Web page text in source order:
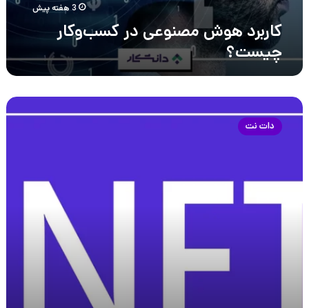
3 هفته پیش
کاربرد هوش مصنوعی در کسب‌وکار
چیست؟
دات‌نت
چیست
دات نت